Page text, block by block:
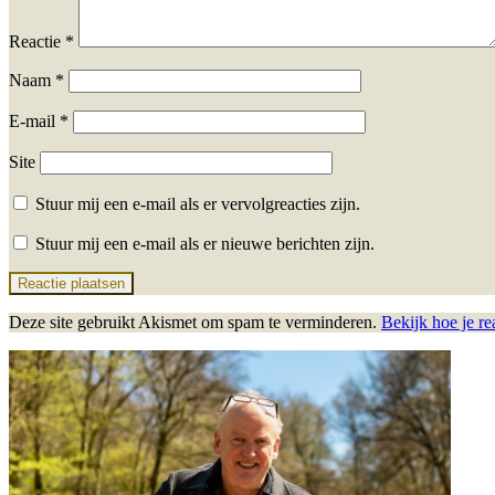
Reactie *
Naam *
E-mail *
Site
Stuur mij een e-mail als er vervolgreacties zijn.
Stuur mij een e-mail als er nieuwe berichten zijn.
Deze site gebruikt Akismet om spam te verminderen. Bekijk hoe je